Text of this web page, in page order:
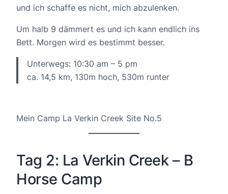
und ich schaffe es nicht, mich abzulenken.
Um halb 9 dämmert es und ich kann endlich ins
Bett. Morgen wird es bestimmt besser.
Unterwegs: 10:30 am – 5 pm
ca. 14,5 km, 130m hoch, 530m runter
Mein Camp La Verkin Creek Site No.5
Tag 2: La Verkin Creek – B
Horse Camp